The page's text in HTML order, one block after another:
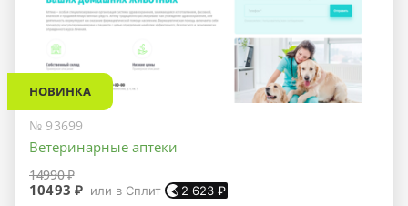
НОВИНКА
№ 93699
Ветеринарные аптеки
14990 ₽
10493 ₽ или в Сплит 2 623 ₽